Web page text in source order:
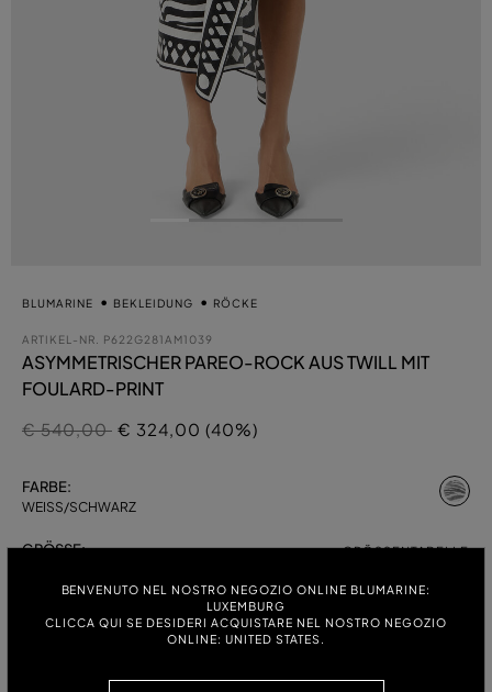
BENVENUTO NEL NOSTRO NEGOZIO ONLINE BLUMARINE:
LUXEMBURG
CLICCA QUI SE DESIDERI ACQUISTARE NEL NOSTRO NEGOZIO
ONLINE: UNITED STATES.
BLUMARINE BEKLEIDUNG RÖCKE
ARTIKEL-NR. P622G281AM1039
ASYMMETRISCHER PAREO-ROCK AUS TWILL MIT
FOULARD-PRINT
Preis reduziert von
€ 540,00auf
€ 324,00 (40%)
FARBE:
WEISS/SCHWARZ
GRÖSSE: GRÖSSENTABELLE
40 42 44
BESCHREIBUNG